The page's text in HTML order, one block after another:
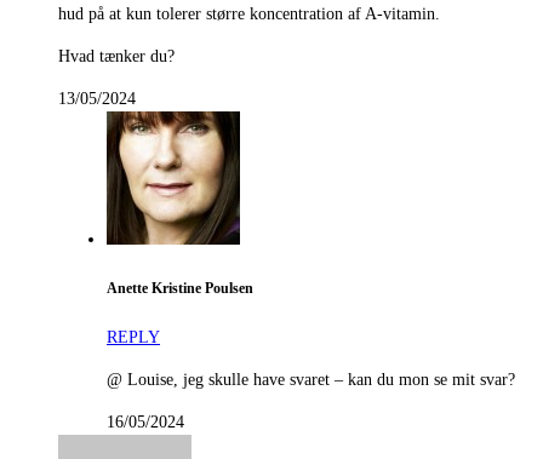
hud på at kun tolerer større koncentration af A-vitamin.
Hvad tænker du?
13/05/2024
Anette Kristine Poulsen
REPLY
@ Louise, jeg skulle have svaret – kan du mon se mit svar?
16/05/2024